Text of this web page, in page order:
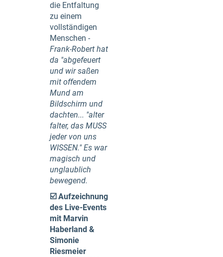
die Entfaltung
zu einem
vollständigen
Menschen -
Frank-Robert hat
da "abgefeuert
und wir saßen
mit offendem
Mund am
Bildschirm und
dachten... "alter
falter, das MUSS
jeder von uns
WISSEN." Es war
magisch und
unglaublich
bewegend.
☑️ Aufzeichnung
des Live-Events
mit Marvin
Haberland &
Simonie
Riesmeier